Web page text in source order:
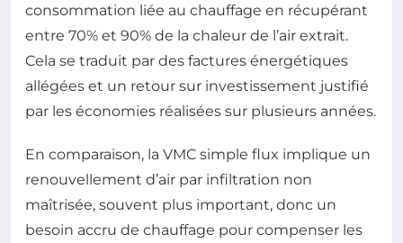
consommation liée au chauffage en récupérant
entre 70% et 90% de la chaleur de l’air extrait.
Cela se traduit par des factures énergétiques
allégées et un retour sur investissement justifié
par les économies réalisées sur plusieurs années.
En comparaison, la VMC simple flux implique un
renouvellement d’air par infiltration non
maîtrisée, souvent plus important, donc un
besoin accru de chauffage pour compenser les